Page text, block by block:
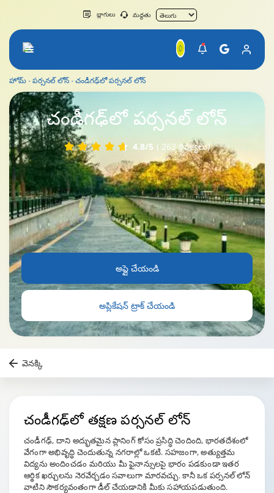
బ్లాగులు మద్దతు
హోమ్ పర్సనల్ లోన్ చండీగఢ్‌లో పర్సనల్ లోన్
చండీగఢ్‌లో పర్సనల్ లోన్
4.8/5 ( 263 రివ్యూలు)
చండీగఢ్‌లో పర్సనల్ లోన్
అప్లై చేయండి
అప్లికేషన్ ట్రాక్ చేయండి
వెనక్కి
చండీగఢ్‌లో తక్షణ పర్సనల్ లోన్
చండీగఢ్, దాని అద్భుతమైన ప్లానింగ్ కోసం ప్రసిద్ధి చెందింది, భారతదేశంలో
వేగంగా అభివృద్ధి చెందుతున్న నగరాల్లో ఒకటి. సహజంగా, అత్యుత్తమ
విద్యను అందించడం మరియు మీ ఫైనాన్సులపై భారం పడకుండా ఇతర
ఆర్థిక ఖర్చులను నెరవేర్చడం సవాలుగా మారవచ్చు. కానీ ఒక పర్సనల్ లోన్
వాటిని సౌకర్యవంతంగా డీల్ చేయడానికి మీకు సహాయపడుతుంది.